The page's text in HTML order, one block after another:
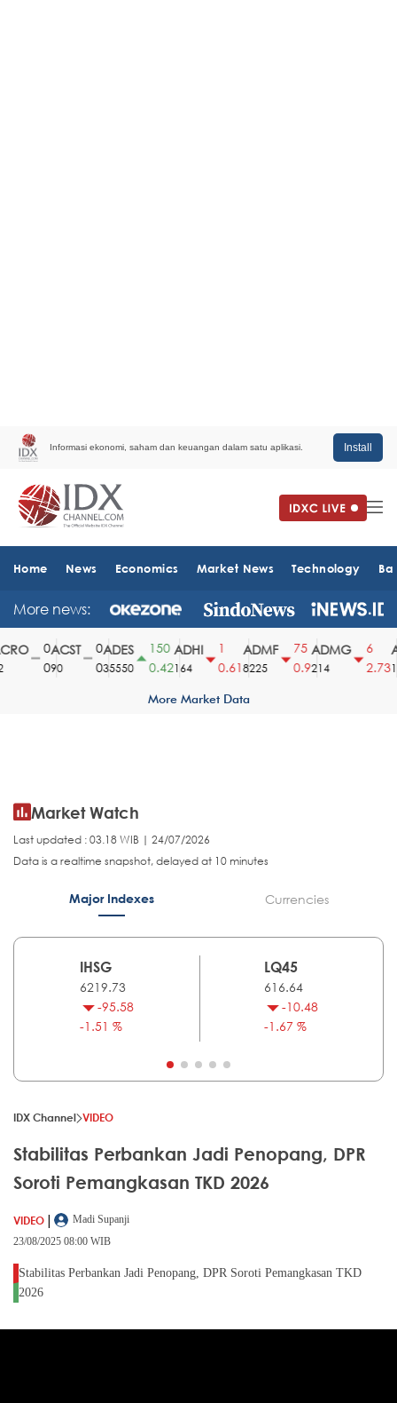
Informasi ekonomi, saham dan keuangan dalam satu aplikasi. Install
Home News Economics Market News Technology
More news:
ACST
90
ADES
35550
150
0.42
ADHI
164
0.61
ADMF
8225
75
0.9
ADMG
214
2.73
More Market Data
Market Watch
Last updated : 03.18 WIB | 24/07/2026
Data is a realtime snapshot, delayed at 10 minutes
Major Indexes Currencies
IHSG
6219.73
-95.58
-1.51 %
LQ45
616.64
-10.48
-1.67 %
IDX Channel VIDEO
Stabilitas Perbankan Jadi Penopang, DPR
Soroti Pemangkasan TKD 2026
VIDEO |
Madi Supanji
23/08/2025 08:00 WIB
Stabilitas Perbankan Jadi Penopang, DPR Soroti Pemangkasan TKD
2026